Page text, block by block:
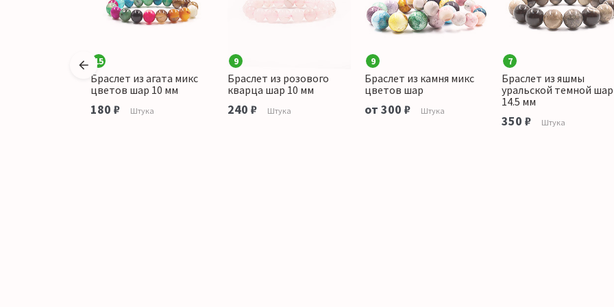
15
Браслет из агата микс
цветов шар 10 мм
180 ₽ Штука
9
Браслет из розового
кварца шар 10 мм
240 ₽ Штука
9
Браслет из камня микс
цветов шар
от 300 ₽ Штука
7
Браслет из яшмы
уральской темной шар
14.5 мм
350 ₽ Штука